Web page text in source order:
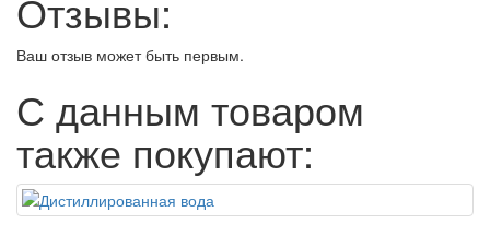
Отзывы:
Ваш отзыв может быть первым.
С данным товаром
также покупают: